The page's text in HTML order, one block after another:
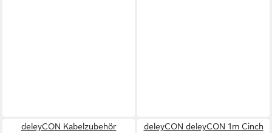
deleyCON Kabelzubehör
deleyCON deleyCON 1m Cinch